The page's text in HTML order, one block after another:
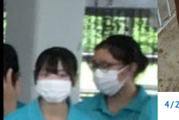
4/